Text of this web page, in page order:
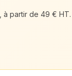
à partir de 49 € HT.